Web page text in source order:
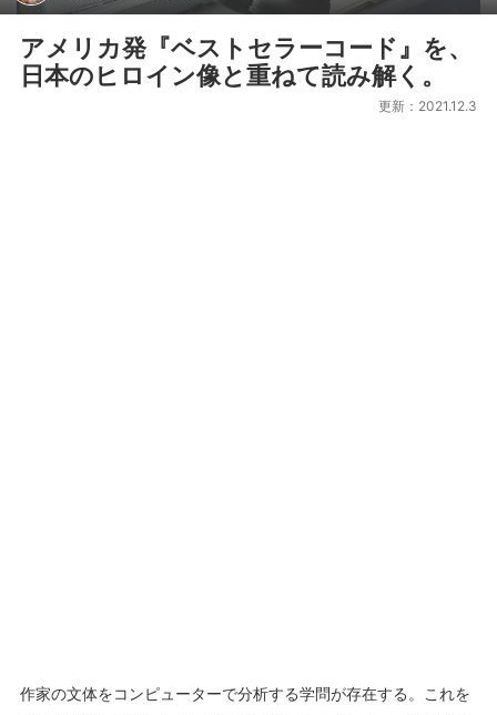
アメリカ発『ベストセラーコード』を、
日本のヒロイン像と重ねて読み解く。
更新：2021.12.3
作家の文体をコンピューターで分析する学問が存在する。これを